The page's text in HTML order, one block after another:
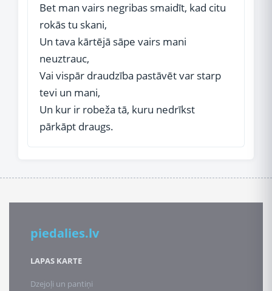
Bet man vairs negribas smaidīt, kad citu
rokās tu skani,
Un tava kārtējā sāpe vairs mani
neuztrauc,
Vai vispār draudzība pastāvēt var starp
tevi un mani,
Un kur ir robeža tā, kuru nedrīkst
pārkāpt draugs.
piedalies.lv
LAPAS KARTE
Dzejoļi un pantiņi